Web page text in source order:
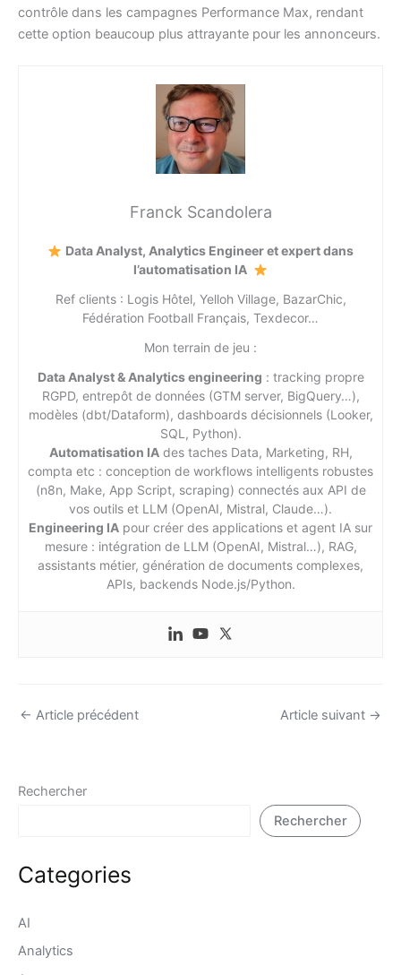
contrôle dans les campagnes Performance Max, rendant
cette option beaucoup plus attrayante pour les annonceurs.
Franck Scandolera
Data Analyst, Analytics Engineer et expert dans
l’automatisation IA
Ref clients : Logis Hôtel, Yelloh Village, BazarChic,
Fédération Football Français, Texdecor…
Mon terrain de jeu :
Data Analyst & Analytics engineering : tracking propre
RGPD, entrepôt de données (GTM server, BigQuery…),
modèles (dbt/Dataform), dashboards décisionnels (Looker,
SQL, Python).
Automatisation IAdes taches Data, Marketing, RH,
compta etc : conception de workflows intelligents robustes
(n8n, Make, App Script, scraping) connectés aux API de
vos outils et LLM (OpenAI, Mistral, Claude…).
Engineering IA pour créer des applications et agent IA sur
mesure : intégration de LLM (OpenAI, Mistral…), RAG,
assistants métier, génération de documents complexes,
APIs, backends Node.js/Python.
← Article précédent Article suivant →
Rechercher
Rechercher
Categories
AI
Analytics